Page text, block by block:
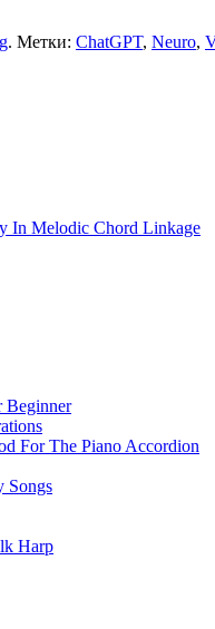
. Метки: ChatGPT, Neuro,
Melodic Chord Linkage
For The Piano Accordion
Songs
Harp